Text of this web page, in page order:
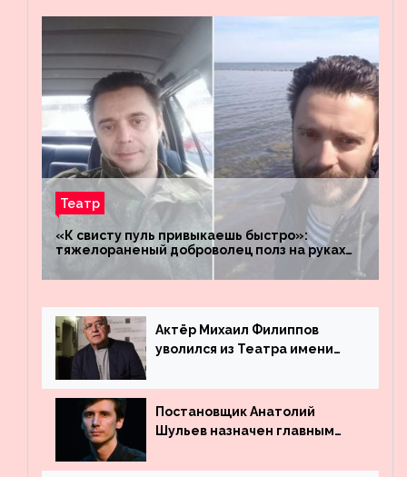
Театр
«К свисту пуль привыкаешь быстро»:
тяжелораненый доброволец полз на руках
четыре километра через заминированное
поле
Актёр Михаил Филиппов
уволился из Театра имени
Постановщик Анатолий
Шульев назначен главным
Вахтангова